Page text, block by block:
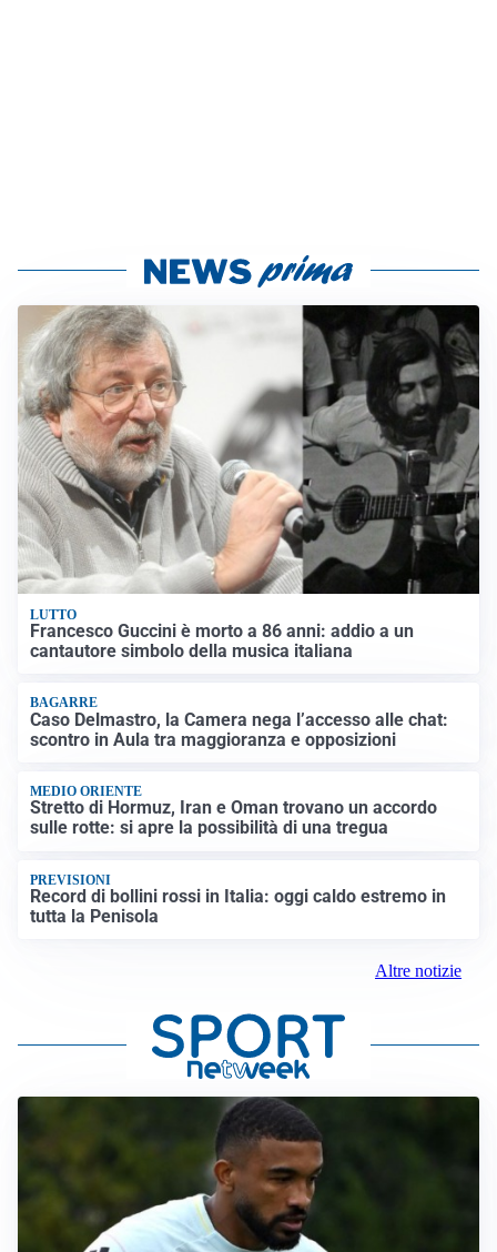
LUTTO
Francesco Guccini è morto a 86 anni: addio a un
cantautore simbolo della musica italiana
BAGARRE
Caso Delmastro, la Camera nega l’accesso alle chat:
scontro in Aula tra maggioranza e opposizioni
MEDIO ORIENTE
Stretto di Hormuz, Iran e Oman trovano un accordo
sulle rotte: si apre la possibilità di una tregua
PREVISIONI
Record di bollini rossi in Italia: oggi caldo estremo in
tutta la Penisola
Altre notizie